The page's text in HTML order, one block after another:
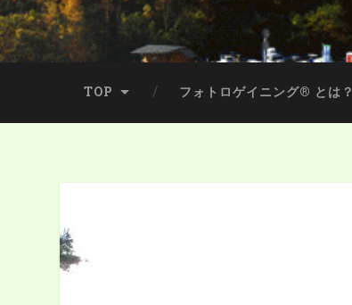
TOP フォトロゲイニング® とは？